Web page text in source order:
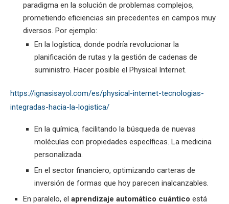
paradigma en la solución de problemas complejos,
prometiendo eficiencias sin precedentes en campos muy
diversos. Por ejemplo:
En la logística, donde podría revolucionar la
planificación de rutas y la gestión de cadenas de
suministro. Hacer posible el Physical Internet.
https://ignasisayol.com/es/physical-internet-tecnologias-
integradas-hacia-la-logistica/
En la química, facilitando la búsqueda de nuevas
moléculas con propiedades específicas. La medicina
personalizada.
En el sector financiero, optimizando carteras de
inversión de formas que hoy parecen inalcanzables.
En paralelo, el aprendizaje automático cuántico está